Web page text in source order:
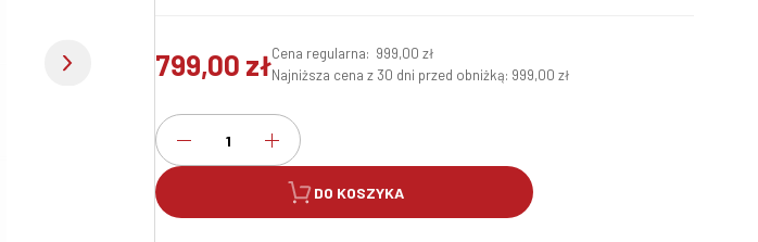
799,00 złCena regularna: 999,00 zł
Najniższa cena z 30 dni przed obniżką: 999,00 zł
DO KOSZYKA